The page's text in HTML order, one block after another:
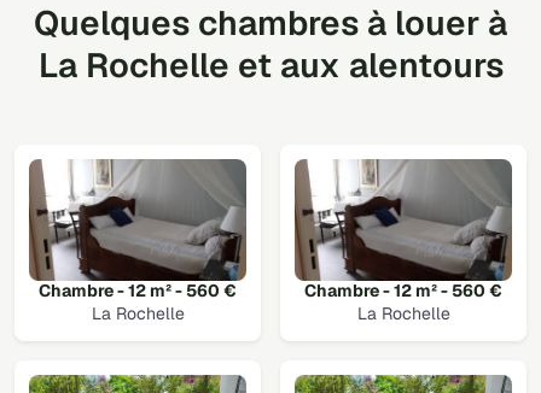
Quelques chambres à louer à
La Rochelle et aux alentours
Chambre - 12 m² - 560 €
La Rochelle
Chambre - 12 m² - 560 €
La Rochelle